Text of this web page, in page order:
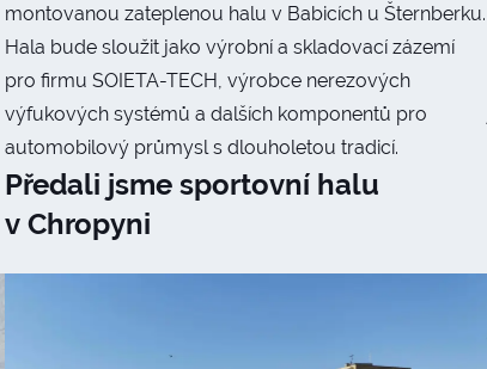
montovanou zateplenou halu v Babicích u Šternberku.
Hala bude sloužit jako výrobní a skladovací zázemí
pro firmu SOIETA-TECH, výrobce nerezových
výfukových systémů a dalších komponentů pro
automobilový průmysl s dlouholetou tradicí.
Předali jsme sportovní halu
v Chropyni